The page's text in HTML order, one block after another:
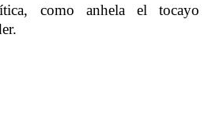
como anhela el tocayo